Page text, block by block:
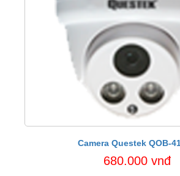
Camera Questek QOB-
680.000 vnđ